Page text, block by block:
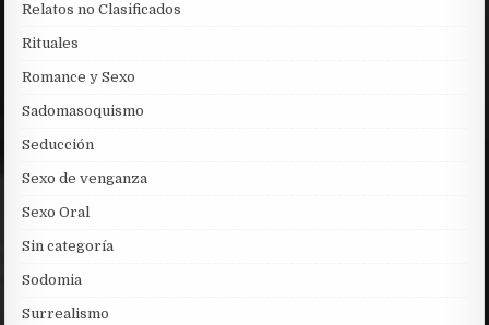
Relatos no Clasificados
Rituales
Romance y Sexo
Sadomasoquismo
Seducción
Sexo de venganza
Sexo Oral
Sin categoría
Sodomia
Surrealismo